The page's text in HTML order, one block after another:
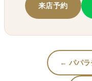
来店予約
← パパラ